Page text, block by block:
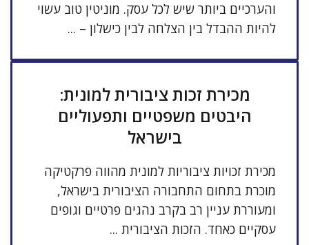
והערכיים ביותר שיש לכל עסק. מוניטין טוב עשוי
להיות ההבדל בין הצלחה לבין כישלון – ...
מכירת זכות ציבורית למונית:
היבטים משפטיים ותפעוליים
בישראל
מכירת זכויות ציבוריות למונית מהווה פרקטיקה
מוכרת בתחום התחבורה הציבורית בישראל,
ומעוררת עניין רב בקרב נהגים פרטיים וגופים
עסקיים כאחד. הזכות הציבורית ...